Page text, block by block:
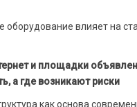
влияет на
и площадки
а где возникают риски
как основа